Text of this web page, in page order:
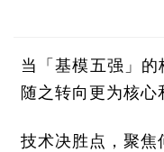
当「基模五强」
随之转向更为核心
技术决胜点，聚焦